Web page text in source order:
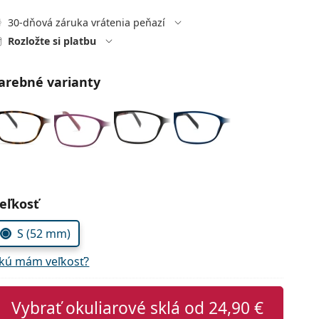
30-dňová záruka vrátenia peňazí
Rozložte si platbu
varianty
parametre
S (52 mm)
mám veľkosť?
Vybrať okuliarové sklá od 24,90 €